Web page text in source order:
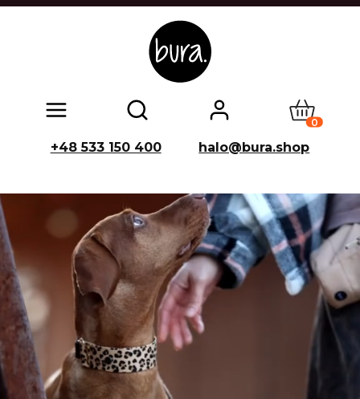
Otwórz wyszukiwarkę Produkty
+48 533 150 400 halo@bura.shop